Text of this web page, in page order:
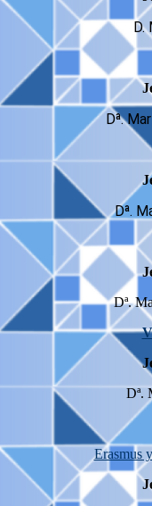
D.
Dª.
Dª.
Dª.
V
Dª.
Erasmus